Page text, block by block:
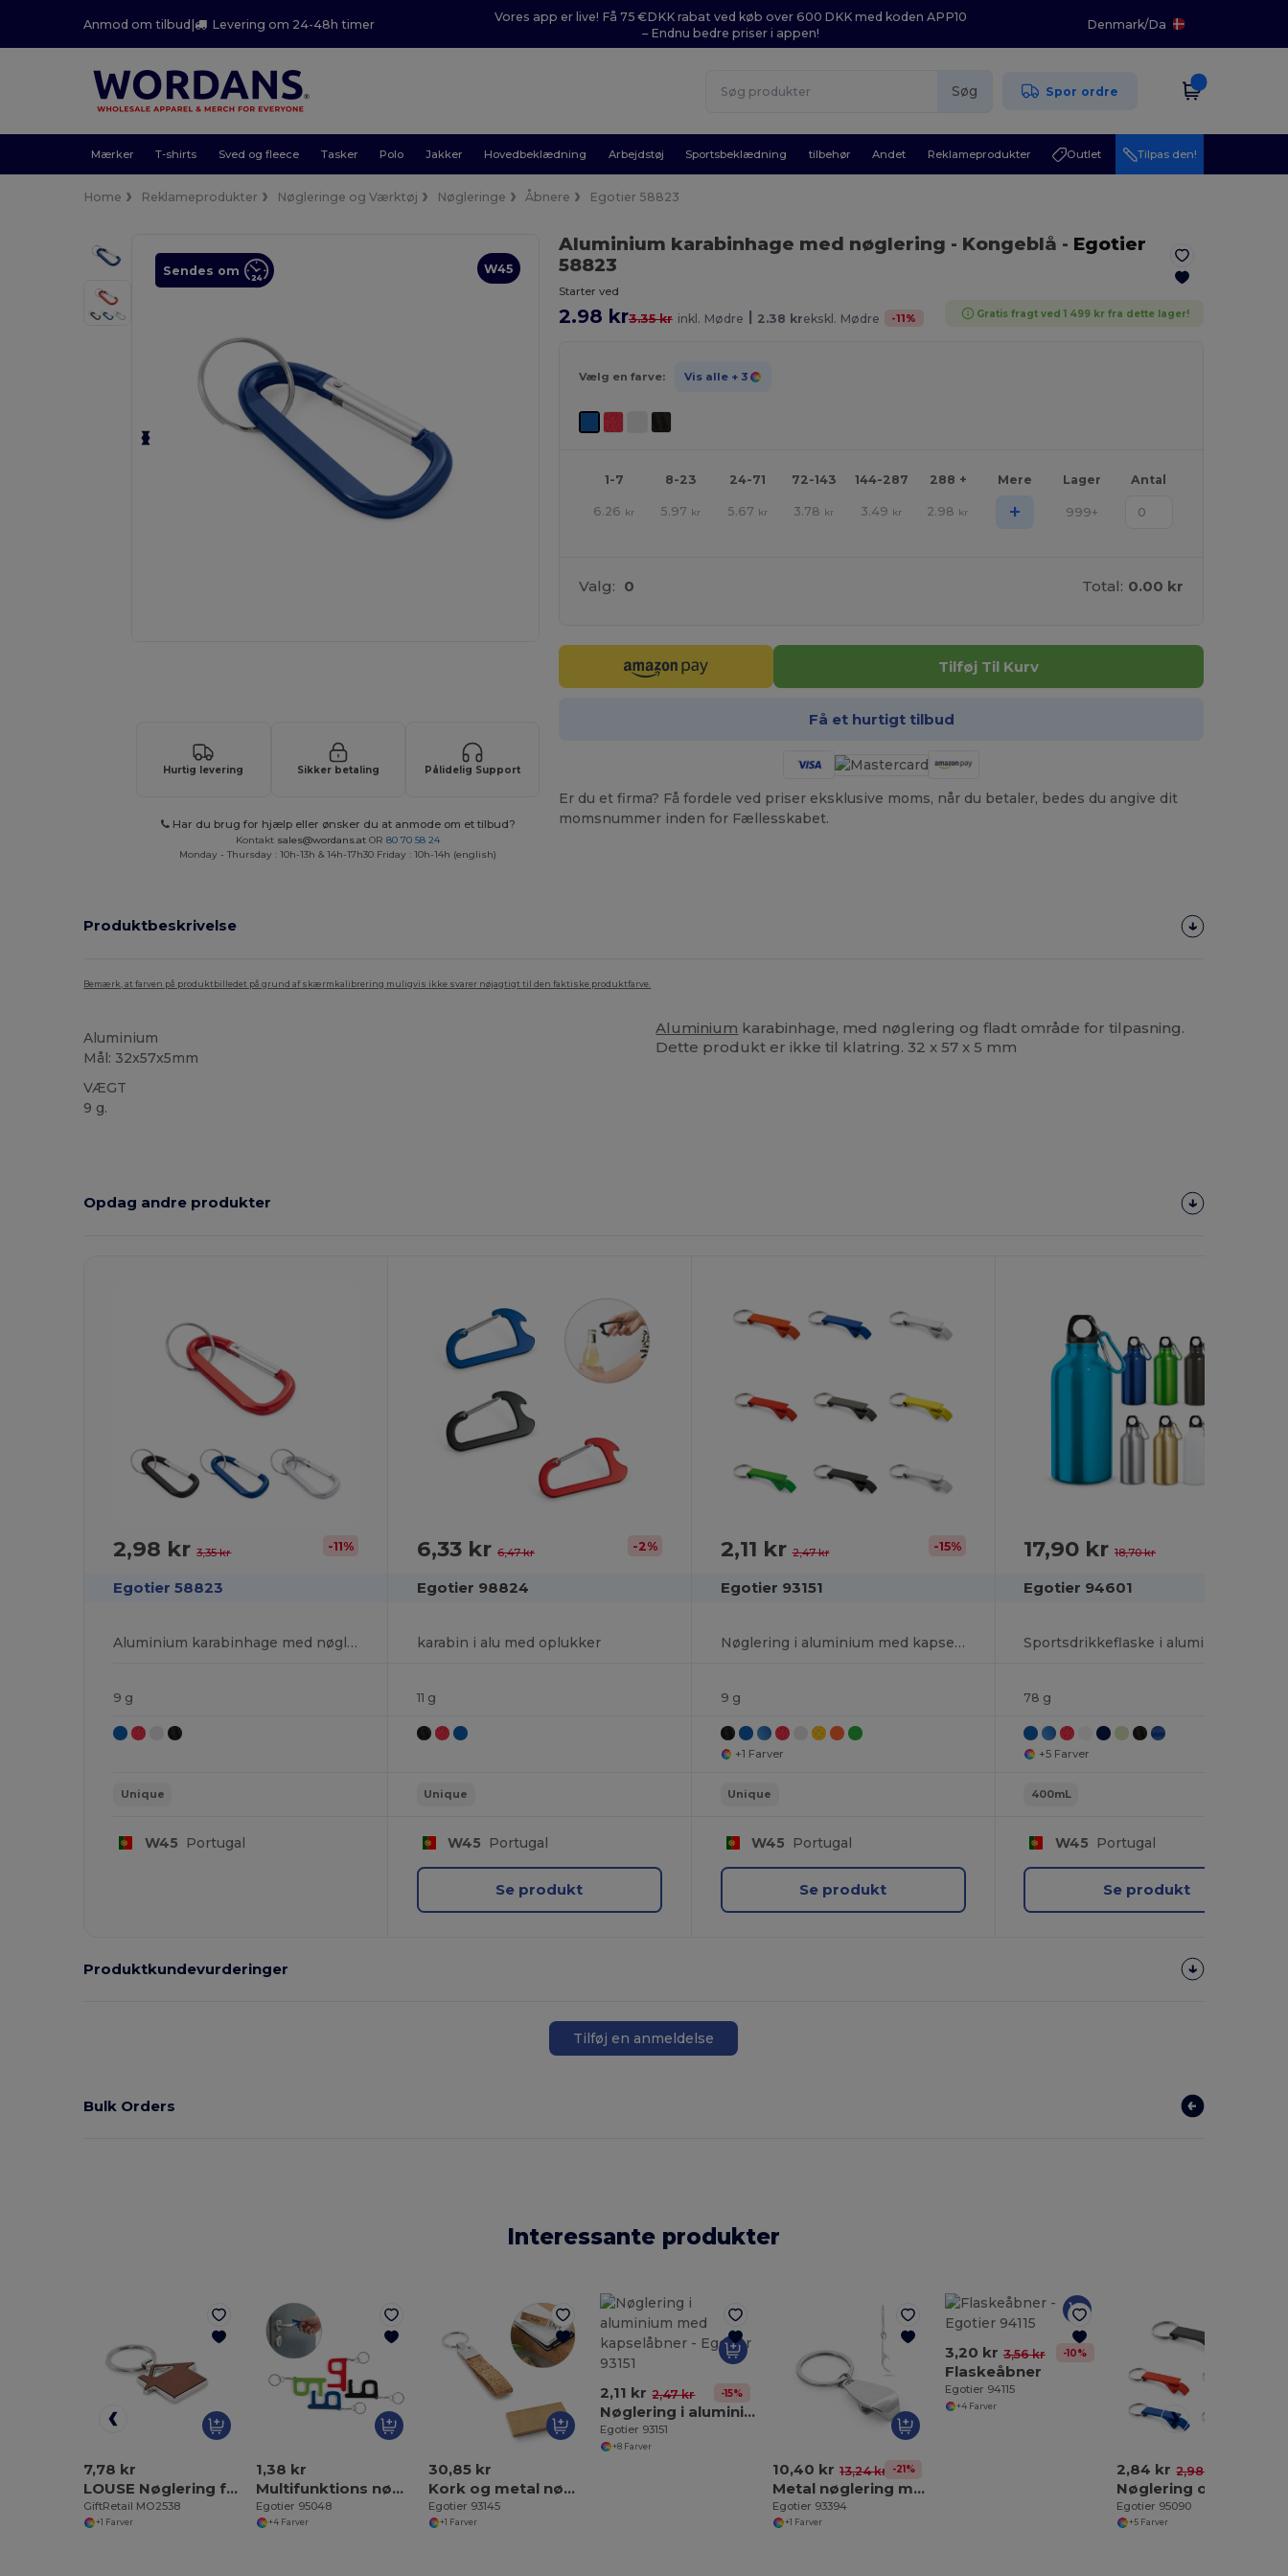
Anmod om tilbud| Levering om 24-48h timer
Vores app er live! Få 75 €DKK rabat ved køb over 600 DKK med koden APP10
– Endnu bedre priser i appen!
Denmark/Da
Søg Spor ordre
Mærker T-shirts Sved og fleece Tasker Polo Jakker Hovedbeklædning Arbejdstøj Sportsbeklædning tilbehør Andet Reklameprodukter Outlet Tilpas den!
Home Reklameprodukter Nøgleringe og Værktøj Nøgleringe Åbnere Egotier 58823
W45
Sendes om
Hurtig levering Sikker betaling Pålidelig Support
Har du brug for hjælp eller ønsker du at anmode om et tilbud?
Kontakt sales@wordans.at OR80 70 58 24
Monday - Thursday : 10h-13h & 14h-17h30 Friday : 10h-14h (english)
Aluminium karabinhage med nøglering - Kongeblå - Egotier
58823
Starter ved
2.98 kr3.35 kr inkl. Mødre | 2.38 krekskl. Mødre -11% Gratis fragt ved 1 499 kr fra dette lager!
Vælg en farve: Vis alle + 3
1-7 8-23 24-71 72-143 144-287 288 + Mere Lager Antal
6.26 kr 5.97 kr 5.67 kr 3.78 kr 3.49 kr 2.98 kr + 999+
Valg: 0 Total: 0.00 kr
Tilføj Til Kurv
Få et hurtigt tilbud
Er du et firma? Få fordele ved priser eksklusive moms, når du betaler, bedes du angive dit
momsnummer inden for Fællesskabet.
Produktbeskrivelse
Bemærk, at farven på produktbilledet på grund af skærmkalibrering muligvis ikke svarer nøjagtigt til den faktiske produktfarve.
Aluminium
Mål: 32x57x5mm
VÆGT
9 g.
Aluminium karabinhage, med nøglering og fladt område for tilpasning.
Dette produkt er ikke til klatring. 32 x 57 x 5 mm
Opdag andre produkter
Tilpas
2,98 kr3,35 kr -11%
Egotier 58823
Aluminium karabinhage med nøglering
9 g
Unique
W45 Portugal
6,33 kr 6,47 kr -2%
Egotier 98824
karabin i alu med oplukker
11 g
Unique
W45 Portugal
Se produkt
2,11 kr2,47 kr -15%
Egotier 93151
Nøglering i aluminium med kapselåbner
9 g
+1 Farver
Unique
W45 Portugal
Se produkt
17,90 kr18,70 kr
Egotier 94601
78 g
+5 Farver
400mL
W45 Portugal
Se produkt
Produktkundevurderinger
Tilføj en anmeldelse
Bulk Orders
Interessante produkter
7,78 kr
LOUSE Nøglering formet som et hus
GiftRetail MO2538
+1 Farver
1,38 kr
Multifunktions nøglering
Egotier 95048
+4 Farver
30,85 kr
Kork og metal nøglering
Egotier 93145
+1 Farver
2,11 kr 2,47 kr -15%
Nøglering i aluminium med kapselåbner
Egotier 93151
+8 Farver
10,40 kr 13,24 kr -21%
Metal nøglering med oplukker
Egotier 93394
+1 Farver
3,20 kr 3,56 kr -10%
Flaskeåbner
Egotier 94115
+4 Farver
2,84 kr 2,98 kr
Egotier 95090
+5 Farver